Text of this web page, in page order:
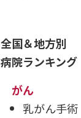
全国＆地方別
病院ランキング
がん
乳がん手術